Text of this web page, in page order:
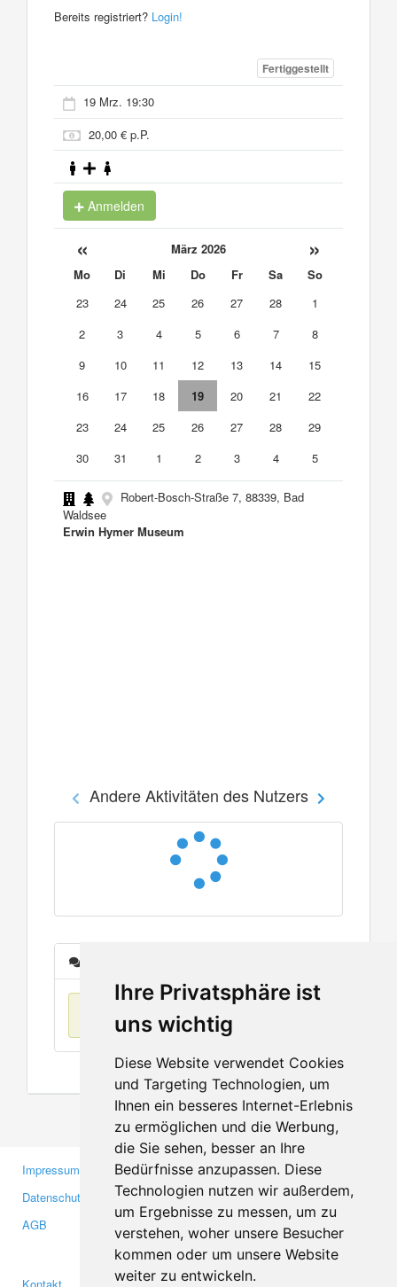
Ihre Privatsphäre ist
uns wichtig
Diese Website verwendet Cookies
und Targeting Technologien, um
Ihnen ein besseres Internet-Erlebnis
zu ermöglichen und die Werbung,
die Sie sehen, besser an Ihre
Bedürfnisse anzupassen. Diese
Technologien nutzen wir außerdem,
um Ergebnisse zu messen, um zu
verstehen, woher unsere Besucher
kommen oder um unsere Website
weiter zu entwickeln.
Bereits registriert? Login!
Fertiggestellt
19 Mrz. 19:30
20,00 € p.P.
Anmelden
« März 2026 »
Mo Di Mi Do Fr Sa
So
23
24 25 26 27 28
1
2
3 4 5 6 7
8
9
10 11 12 13 14
15
16
17 18 19 20 21
22
23
24 25 26 27 28
29
30
31 1 2 3 4 5
Robert-Bosch-Straße 7, 88339, Bad
Waldsee
Erwin Hymer Museum
Andere Aktivitäten des Nutzers
Keine Einträge
Impressum
Datenschutzerklärung
AGB
Gewerbetreibende
Investoren
Medien
Kontakt
Facebook